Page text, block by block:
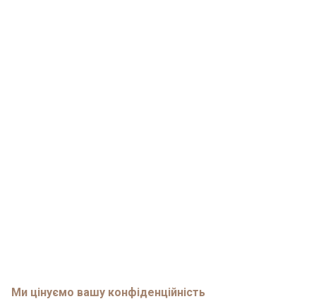
Ми цінуємо вашу конфіденційність